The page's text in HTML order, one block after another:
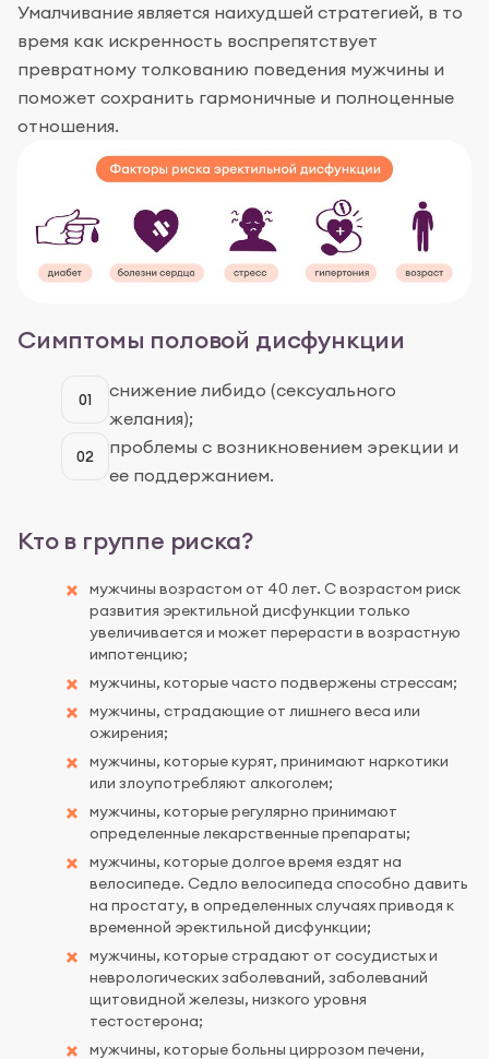
Умалчивание является наихудшей стратегией, в то
время как искренность воспрепятствует
превратному толкованию поведения мужчины и
поможет сохранить гармоничные и полноценные
отношения.
Симптомы половой дисфункции
01
снижение либидо (сексуального
желания);
02
проблемы с возникновением эрекции и
ее поддержанием.
Кто в группе риска?
мужчины возрастом от 40 лет. С возрастом риск
развития эректильной дисфункции только
увеличивается и может перерасти в возрастную
импотенцию;
мужчины, которые часто подвержены стрессам;
мужчины, страдающие от лишнего веса или
ожирения;
мужчины, которые курят, принимают наркотики
или злоупотребляют алкоголем;
мужчины, которые регулярно принимают
определенные лекарственные препараты;
мужчины, которые долгое время ездят на
велосипеде. Седло велосипеда способно давить
на простату, в определенных случаях приводя к
временной эректильной дисфункции;
мужчины, которые страдают от сосудистых и
неврологических заболеваний, заболеваний
щитовидной железы, низкого уровня
тестостерона;
мужчины, которые больны циррозом печени,